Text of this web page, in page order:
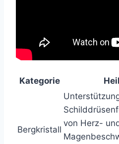
Kategorie
Bergkristall
von Herz-